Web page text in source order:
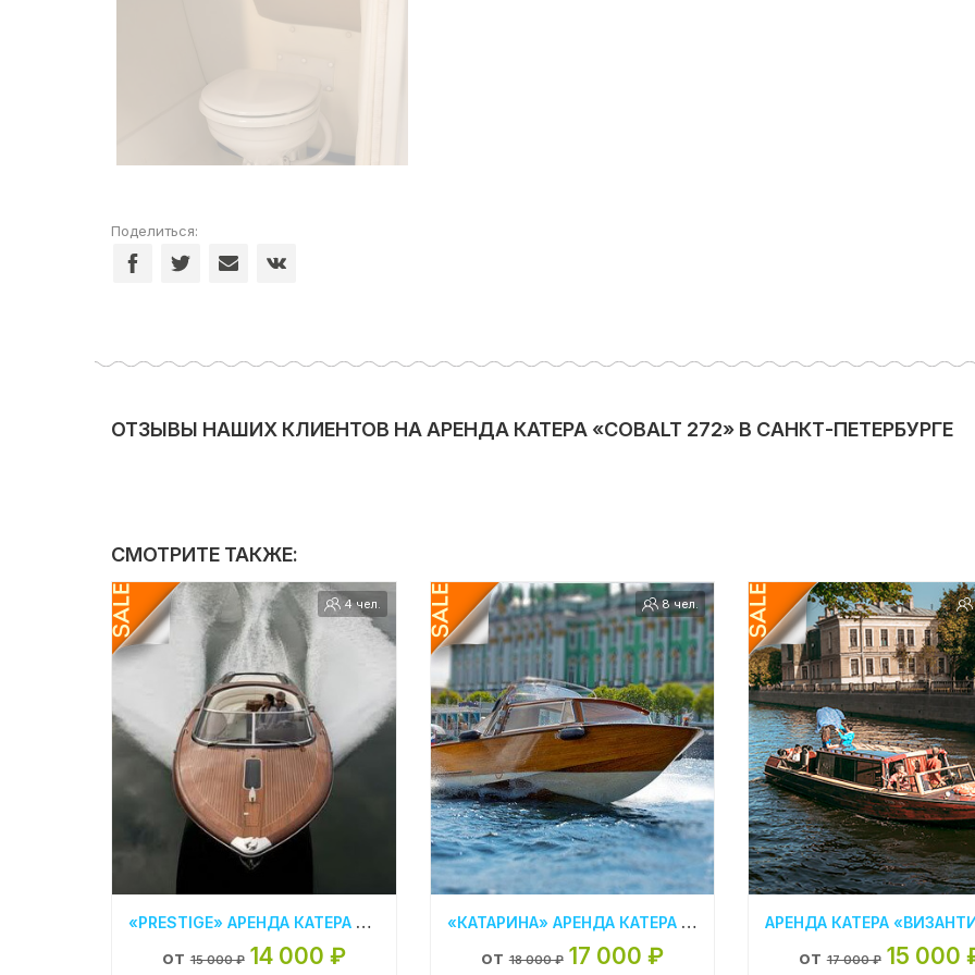
Поделиться:
ОТЗЫВЫ НАШИХ КЛИЕНТОВ НА АРЕНДА КАТЕРА «COBALT 272» В САНКТ-ПЕТЕРБУРГЕ
СМОТРИТЕ ТАКЖЕ:
4 чел.
«PRESTIGE» АРЕНДА КАТЕРА В СПБ
от 15 000 ₽ 14 000 ₽
8 чел.
«КАТАРИНА» АРЕНДА КАТЕРА В СПБ
от 18 000 ₽ 17 000 ₽ от 17 000 ₽ 15 000